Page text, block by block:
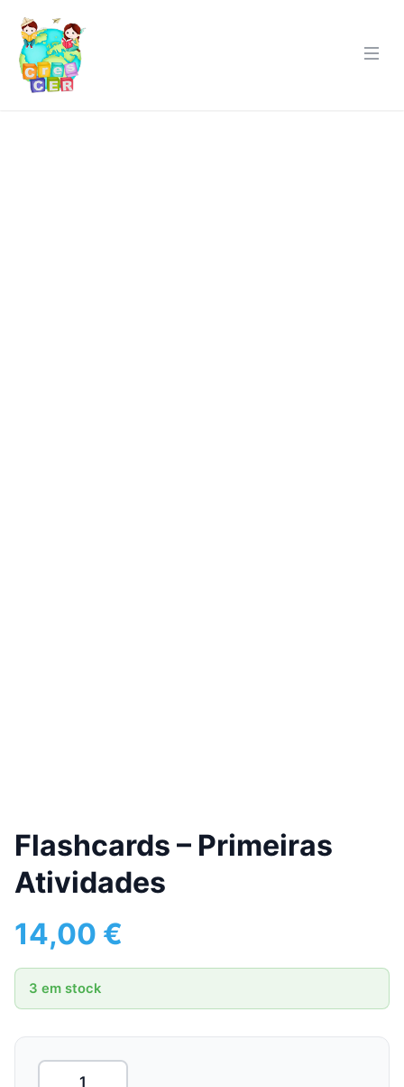
Flashcards – Primeiras
Atividades
14,00 €
3 em stock
Quantidade